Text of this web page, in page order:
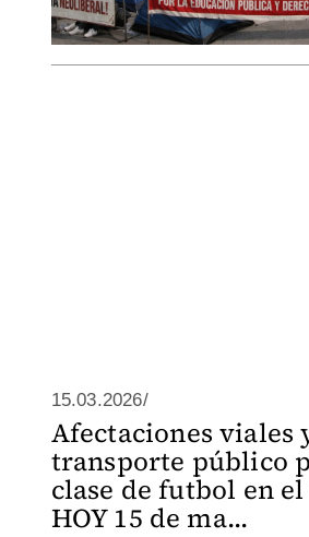
15.03.2026/
Afectaciones viales
transporte público
clase de futbol en
HOY 15 de ma...